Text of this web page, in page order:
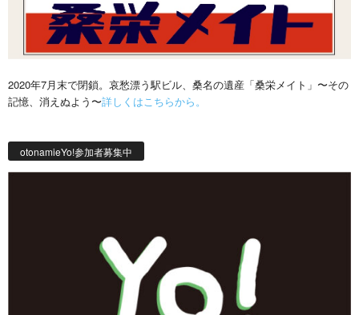
2020年7月末で閉鎖。哀愁漂う駅ビル、桑名の遺産「桑栄メイト」〜その
記憶、消えぬよう〜詳しくはこちらから。
otonamieYo!参加者募集中